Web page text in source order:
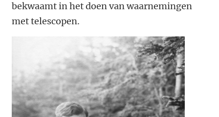
bekwaamt in het doen van waarnemingen
met telescopen.